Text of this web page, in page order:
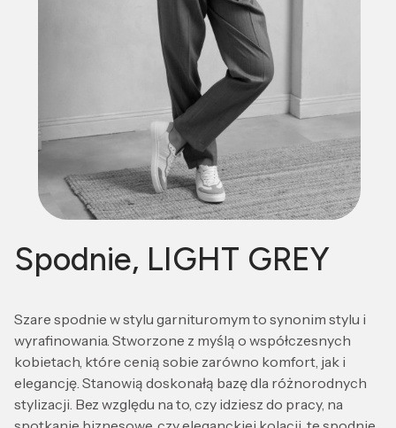
Spodnie, LIGHT GREY
Szare spodnie w stylu garnituromym to synonim stylu i
wyrafinowania. Stworzone z myślą o współczesnych
kobietach, które cenią sobie zarówno komfort, jak i
elegancję. Stanowią doskonałą bazę dla różnorodnych
stylizacji. Bez względu na to, czy idziesz do pracy, na